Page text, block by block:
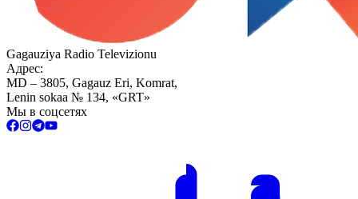
Gagauziya Radio Televizionu
Адрес:
MD – 3805, Gagauz Eri, Komrat,
Lenin sokaa № 134, «GRT»
Мы в соцсетях